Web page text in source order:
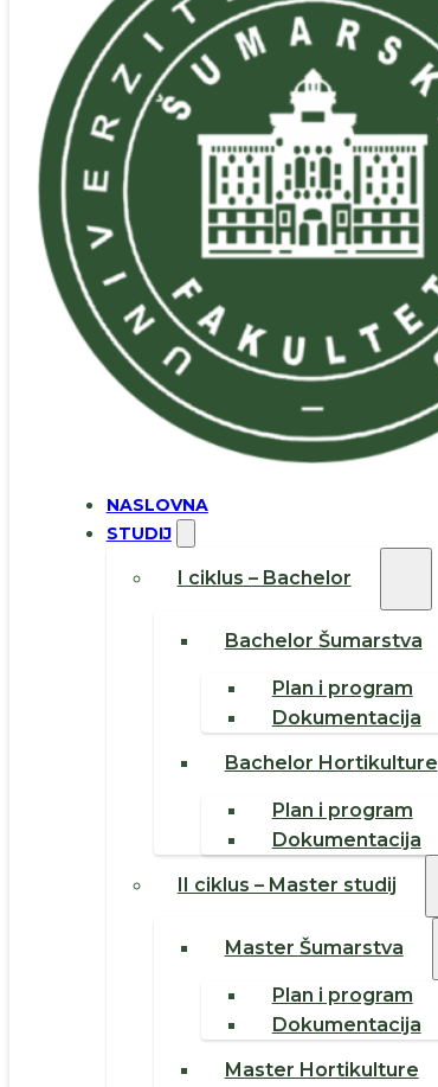
NASLOVNA
STUDIJ
I ciklus – Bachelor
Bachelor Šumarstva
Plan i program
Dokumentacija
Bachelor Hortikulture
Plan i program
Dokumentacija
II ciklus – Master studij
Master Šumarstva
Plan i program
Dokumentacija
Master Hortikulture